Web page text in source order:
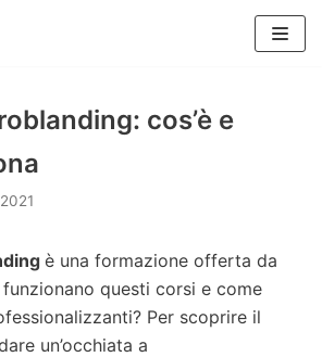
cos’è e
è una formazione offerta da
questi corsi e come
Per scoprire il
un’occhiata a